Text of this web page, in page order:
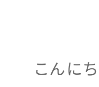
こんに